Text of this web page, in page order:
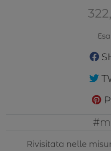
Rivisitata nelle